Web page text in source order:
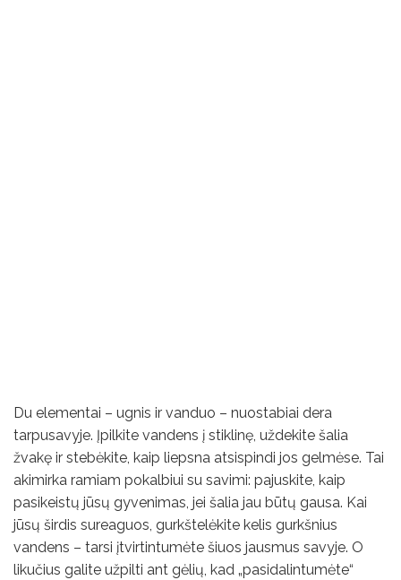
Du elementai – ugnis ir vanduo – nuostabiai dera
tarpusavyje. Įpilkite vandens į stiklinę, uždekite šalia
žvakę ir stebėkite, kaip liepsna atsispindi jos gelmėse. Tai
akimirka ramiam pokalbiui su savimi: pajuskite, kaip
pasikeistų jūsų gyvenimas, jei šalia jau būtų gausa. Kai
jūsų širdis sureaguos, gurkštelėkite kelis gurkšnius
vandens – tarsi įtvirtintumėte šiuos jausmus savyje. O
likučius galite užpilti ant gėlių, kad „pasidalintumėte“